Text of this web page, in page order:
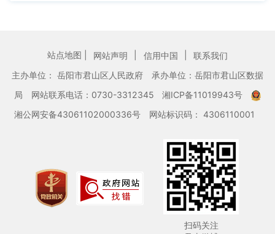
站点地图 | 网站声明 信用中国
联系我们
主办单位： 岳阳市君山区人民政府
承办单位：岳阳市君山区数据
局
网站联系电话：0730-3312345
湘ICP备11019943号
湘公网安备43061102000336号
网站标识码： 4306110001
扫码关注